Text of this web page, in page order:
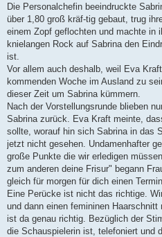
Die Personalchefin beeindruckte
über 1,80 groß kräf-tig gebaut, trug
einem Zopf geflochten und machte in
knielangen Rock auf Sabrina den
ist.
Vor allem auch deshalb, weil Eva
kommenden Woche im Ausland zu
dieser Zeit um Sabrina kümmern.
Nach der Vorstellungsrunde blieben
Sabrina zurück. Eva Kraft meinte,
sollte, worauf hin sich Sabrina in das
jetzt nicht gesehen. Undamenhafter
große Punkte die wir erledigen
zum anderen deine Frisur" begann
gleich für morgen für dich einen
Eine Perücke ist nicht das richtige.
und dann einen femininen
ist da genau richtig. Bezüglich der
die Schauspielerin ist, telefoniert und